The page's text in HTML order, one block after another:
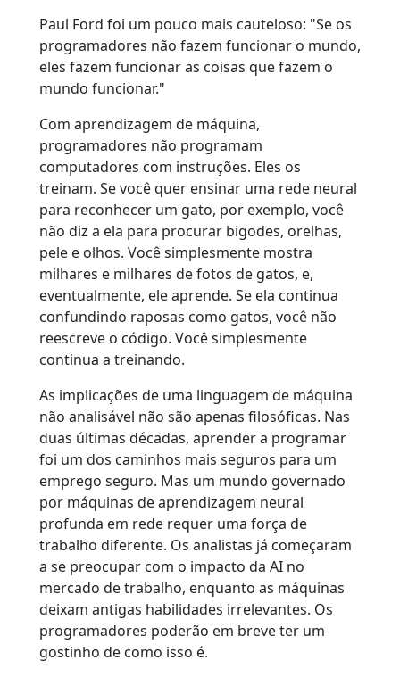
Paul Ford foi um pouco mais cauteloso: "Se os
programadores não fazem funcionar o mundo,
eles fazem funcionar as coisas que fazem o
mundo funcionar."
Com aprendizagem de máquina,
programadores não programam
computadores com instruções. Eles os
treinam. Se você quer ensinar uma rede neural
para reconhecer um gato, por exemplo, você
não diz a ela para procurar bigodes, orelhas,
pele e olhos. Você simplesmente mostra
milhares e milhares de fotos de gatos, e,
eventualmente, ele aprende. Se ela continua
confundindo raposas como gatos, você não
reescreve o código. Você simplesmente
continua a treinando.
As implicações de uma linguagem de máquina
não analisável não são apenas filosóficas. Nas
duas últimas décadas, aprender a programar
foi um dos caminhos mais seguros para um
emprego seguro. Mas um mundo governado
por máquinas de aprendizagem neural
profunda em rede requer uma força de
trabalho diferente. Os analistas já começaram
a se preocupar com o impacto da AI no
mercado de trabalho, enquanto as máquinas
deixam antigas habilidades irrelevantes. Os
programadores poderão em breve ter um
gostinho de como isso é.